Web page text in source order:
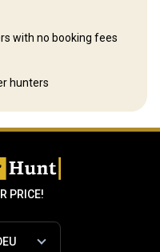
with no booking fees
hunters
PRICE!